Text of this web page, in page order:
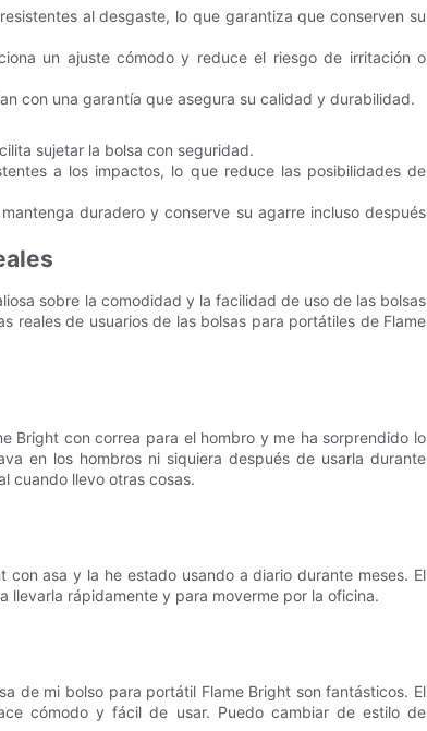
al desgaste, lo que garantiza que conserven su
un ajuste cómodo y reduce el riesgo de irritación o
con una garantía que asegura su calidad y durabilidad.
sujetar la bolsa con seguridad.
a los impactos, lo que reduce las posibilidades de
duradero y conserve su agarre incluso después
sobre la comodidad y la facilidad de uso de las bolsas
reales de usuarios de las bolsas para portátiles de Flame
Bright con correa para el hombro y me ha sorprendido lo
en los hombros ni siquiera después de usarla durante
cuando llevo otras cosas.
asa y la he estado usando a diario durante meses. El
llevarla rápidamente y para moverme por la oficina.
de mi bolso para portátil Flame Bright son fantásticos. El
cómodo y fácil de usar. Puedo cambiar de estilo de